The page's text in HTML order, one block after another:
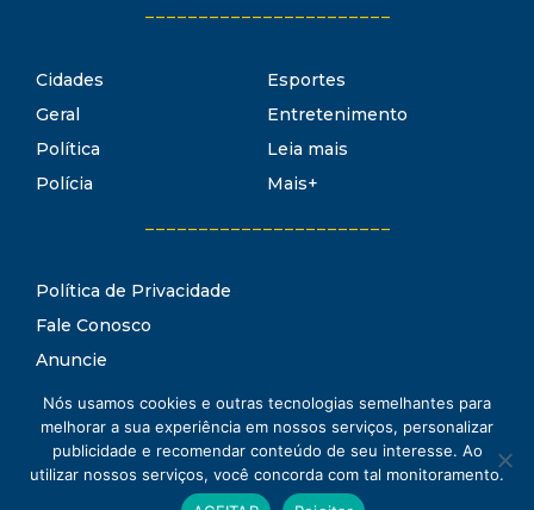
Cidades
Geral
Política
Polícia
Esportes
Entretenimento
Leia mais
Mais+
Política de Privacidade
Fale Conosco
Anuncie
Termos de Uso
Conheça oEstado Notícias
www.estadonoticias.com.br © 2021 Estado Notícias - Todos os
Nós usamos cookies e outras tecnologias semelhantes para
melhorar a sua experiência em nossos serviços, personalizar
publicidade e recomendar conteúdo de seu interesse. Ao
utilizar nossos serviços, você concorda com tal monitoramento.